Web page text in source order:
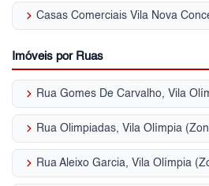
keyboard_arrow_right Casas Comerciais Vila Nova
Imóveis por Ruas
keyboard_arrow_right Rua Gomes De Carvalho, Vila
keyboard_arrow_right Rua Olimpiadas, Vila Olímpia
keyboard_arrow_right Rua Aleixo Garcia, Vila Olímpia